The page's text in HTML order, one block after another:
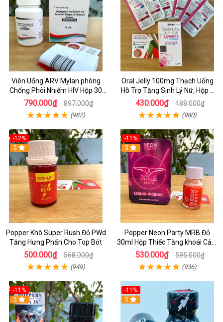
Viên Uống ARV Mylan phòng
Chống Phôi Nhiếm HIV Hộp 30
viên
790.000₫ 897.000₫
(982)
Oral Jelly 100mg Thạch Uống
Hỗ Trợ Tăng Sinh Lý Nữ, Hộp 7
Gói
430.000₫ 488.000₫
(980)
-12%
5
Popper Khô Super Rush Đỏ PWd
Tăng Hưng Phấn Cho Top Bót
500.000₫ 568.000₫
(949)
-11%
5
Popper Neon Party MRB Đỏ
30ml Hộp Thiếc Tăng khoái Cảm
Mạnh Cho Top Bot
530.000₫ 595.000₫
(936)
-11%
5
-11%
5